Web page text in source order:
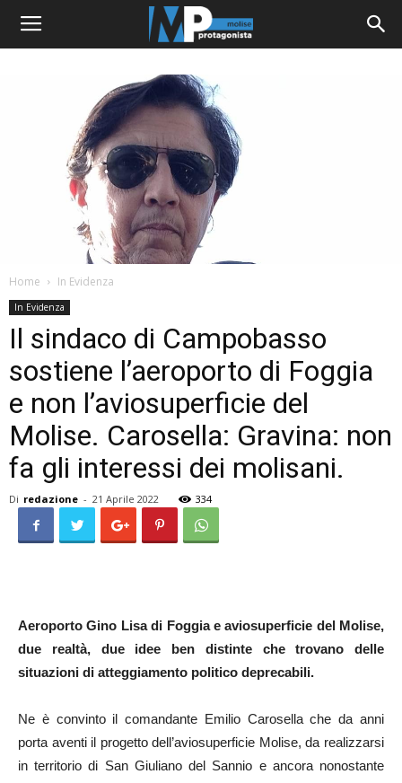
Home In Evidenza
In Evidenza
Il sindaco di Campobasso
sostiene l’aeroporto di Foggia
e non l’aviosuperficie del
Molise. Carosella: Gravina: non
fa gli interessi dei molisani.
Di redazione - 21 Aprile 2022 334
Aeroporto Gino Lisa di Foggia e aviosuperficie del Molise,
due realtà, due idee ben distinte che trovano delle
situazioni di atteggiamento politico deprecabili.
Ne è convinto il comandante Emilio Carosella che da anni
porta aventi il progetto dell’aviosuperficie Molise, da realizzarsi
in territorio di San Giuliano del Sannio e ancora nonostante